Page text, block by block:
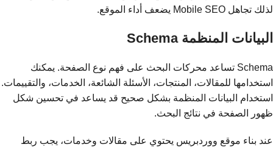
لذلك تجاهل Mobile SEO يضعف أداء الموقع.
البيانات المنظمة Schema
Schema تساعد محركات البحث على فهم نوع الصفحة. يمكنك
استخدامها للمقالات، المنتجات، الأسئلة الشائعة، الخدمات، والتقييمات.
استخدام البيانات المنظمة بشكل صحيح قد يساعد في تحسين شكل
ظهور الصفحة في نتائج البحث.
عند بناء موقع ووردبريس يحتوي على مقالات وخدمات، يجب ربط